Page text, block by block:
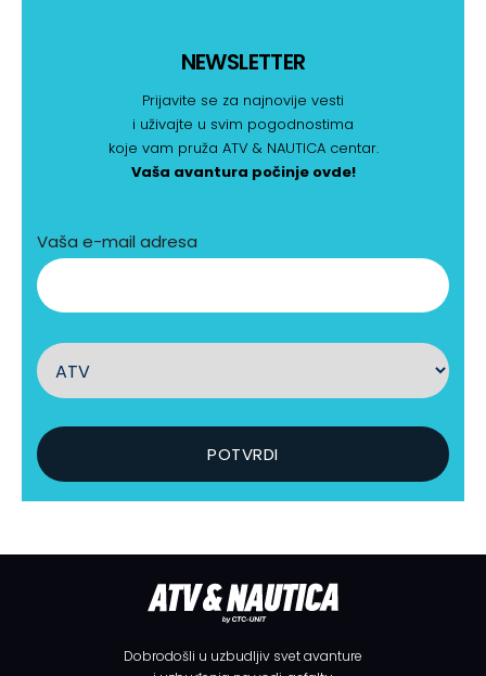
NEWSLETTER
Prijavite se za najnovije vesti
i uživajte u svim pogodnostima
koje vam pruža ATV & NAUTICA centar.
Vaša avantura počinje ovde!
Vaša e-mail adresa
Dobrodošli u uzbudljiv svet avanture